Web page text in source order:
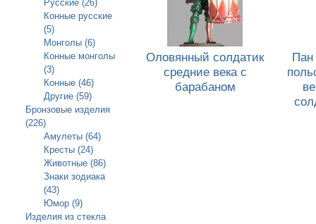
Русские (26)
Конные русские
(5)
Монголы (6)
Конные монголы
(3)
Конные (46)
Другие (59)
Бронзовые изделия
(226)
Амулеты (64)
Кресты (24)
Животные (86)
Знаки зодиака
(43)
Юмор (9)
Изделия из стекла
Оловянный солдатик
средние века с
барабаном
Пан